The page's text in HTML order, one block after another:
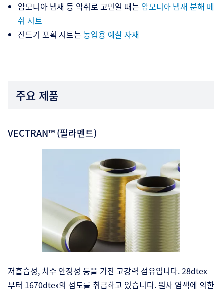
암모니아 냄새 등 악취로 고민일 때는 암모니아 냄새 분해 메
쉬 시트
진드기 포획 시트는 농업용 예찰 자재
주요 제품
VECTRAN™ (필라멘트)
저흡습성, 치수 안정성 등을 가진 고강력 섬유입니다. 28dtex
부터 1670dtex의 섬도를 취급하고 있습니다. 원사 염색에 의한